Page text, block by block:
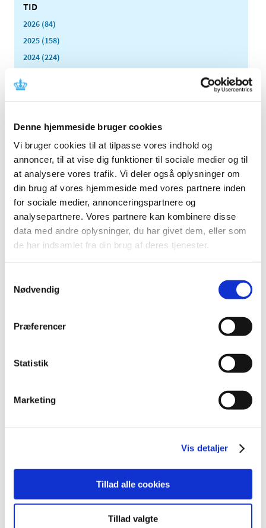
Denne hjemmeside bruger cookies
Vi bruger cookies til at tilpasse vores indhold og
annoncer, til at vise dig funktioner til sociale medier og til
at analysere vores trafik. Vi deler også oplysninger om
din brug af vores hjemmeside med vores partnere inden
for sociale medier, annonceringspartnere og
analysepartnere. Vores partnere kan kombinere disse
data med andre oplysninger, du har givet dem, eller som
de har indsamlet fra din brug af deres tjenester.
Nødvendig
Præferencer
Statistik
Marketing
Vis detaljer
Tillad alle cookies
Tillad valgte
TID
2026 (84)
2025 (158)
2024 (224)
2022 (197)
2020 (263)
2019 (159)
2018 (150)
2017 (167)
2016 (167)
2015 (33)
december (4)
november (4)
august (2)
marts (2)
januar (3)
2013 (49)
2011 (13)